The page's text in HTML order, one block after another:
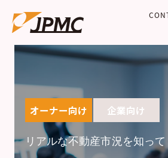
オーナー向け 企業向け
リアルな不動産市況を知っ